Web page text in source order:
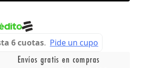
Envíos gratis en compras